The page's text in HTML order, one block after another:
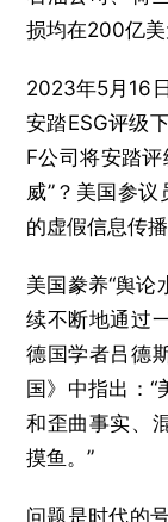
损均在200亿美
2023年5月16
安踏ESG评级
F公司将安踏
威”？美国参议
的虚假信息传
美国豢养“舆论
续不断地通过
德国学者吕德
国》中指出：“
和歪曲事实、
摸鱼。”
问题是时代的